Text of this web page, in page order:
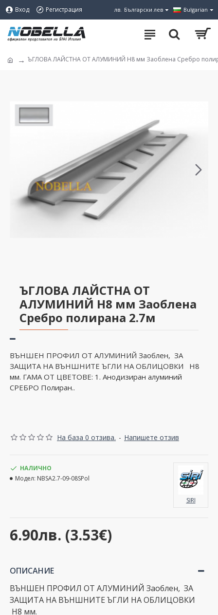
Вход Регистрация лв. Български лев Bulgarian
ЪГЛОВА ЛАЙСТНА ОТ АЛУМИНИЙ H8 мм Заоблена Сребро
ЪГЛОВА ЛАЙСТНА ОТ
АЛУМИНИЙ H8 мм Заоблена
Сребро полирана 2.7м
ВЪНШЕН ПРОФИЛ ОТ АЛУМИНИЙ Заоблен, ЗА
ЗАЩИТА НА ВЪНШНИТЕ ЪГЛИ НА ОБЛИЦОВКИ H8
мм. ГАМА ОТ ЦВЕТОВЕ: 1. Анодизиран алуминий
СРЕБРО Полиран..
На база 0 отзива. - Напишете отзив
6.90лв. (3.53€)
НАЛИЧНО
Модел: NBSA2.7-09-08SPol
SIRI
ОПИСАНИЕ
ВЪНШЕН ПРОФИЛ ОТ АЛУМИНИЙ Заоблен, ЗА
ЗАЩИТА НА ВЪНШНИТЕ ЪГЛИ НА ОБЛИЦОВКИ
H8 мм.